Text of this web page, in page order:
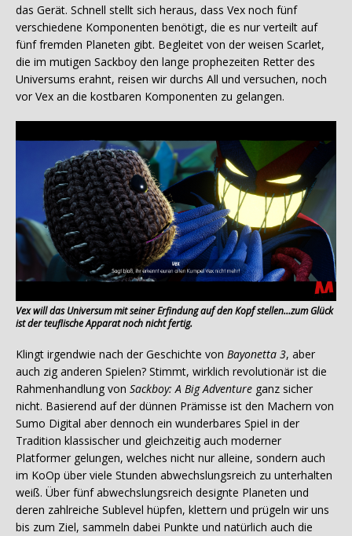
das Gerät. Schnell stellt sich heraus, dass Vex noch fünf
verschiedene Komponenten benötigt, die es nur verteilt auf
fünf fremden Planeten gibt. Begleitet von der weisen Scarlet,
die im mutigen Sackboy den lange prophezeiten Retter des
Universums erahnt, reisen wir durchs All und versuchen, noch
vor Vex an die kostbaren Komponenten zu gelangen.
Vex will das Universum mit seiner Erfindung auf den Kopf stellen…zum Glück
ist der teuflische Apparat noch nicht fertig.
Klingt irgendwie nach der Geschichte von Bayonetta 3, aber
auch zig anderen Spielen? Stimmt, wirklich revolutionär ist die
Rahmenhandlung von Sackboy: A Big Adventure ganz sicher
nicht. Basierend auf der dünnen Prämisse ist den Machern von
Sumo Digital aber dennoch ein wunderbares Spiel in der
Tradition klassischer und gleichzeitig auch moderner
Platformer gelungen, welches nicht nur alleine, sondern auch
im KoOp über viele Stunden abwechslungsreich zu unterhalten
weiß. Über fünf abwechslungsreich designte Planeten und
deren zahlreiche Sublevel hüpfen, klettern und prügeln wir uns
bis zum Ziel, sammeln dabei Punkte und natürlich auch die